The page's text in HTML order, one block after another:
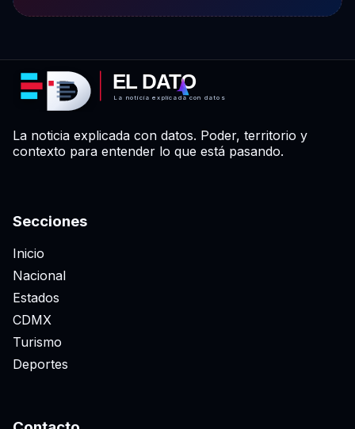
EL DATO
La noticia explicada con datos
La noticia explicada con datos. Poder, territorio y
contexto para entender lo que está pasando.
Secciones
Inicio
Nacional
Estados
CDMX
Turismo
Deportes